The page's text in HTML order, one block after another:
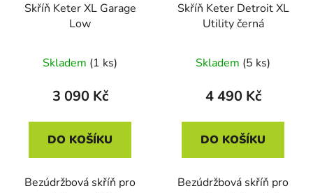
Skříň Keter XL Garage
Low
Skladem (1 ks)
3 090 Kč
DO KOŠÍKU
Bezúdržbová skříň pro
Skříň Keter Detroit XL
Utility černá
Skladem (5 ks)
4 490 Kč
DO KOŠÍKU
Bezúdržbová skříň pro